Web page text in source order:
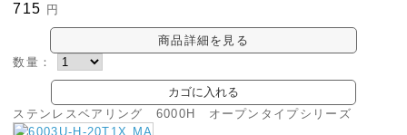
715 円
商品詳細を見る
数量：
ステンレスベアリング 6000H オープンタイプシリーズ